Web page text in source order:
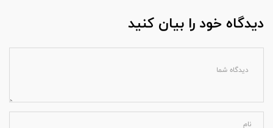
دیدگاه خود را بیان کنید